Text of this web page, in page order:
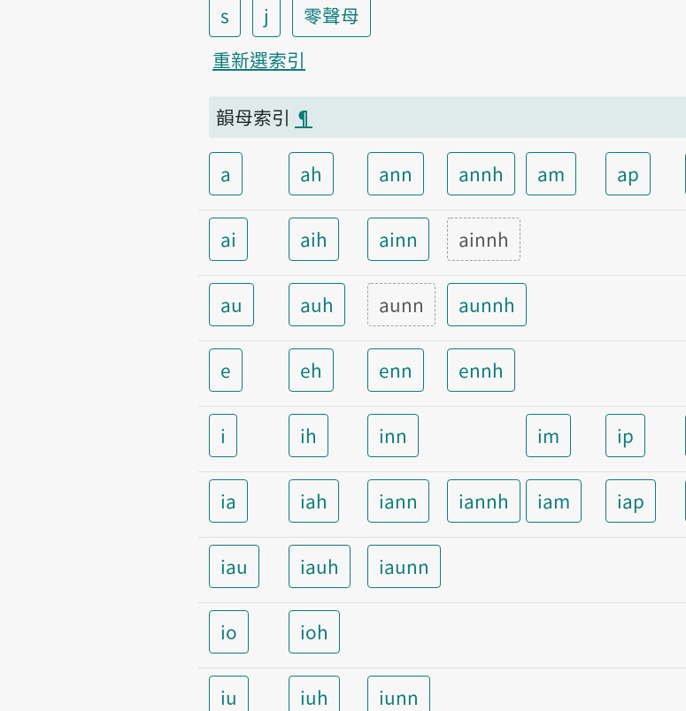
s
j
零聲母
重新選索引
韻母索引 ¶
a ah ann annh am ap
ai aih ainn ainnh
au auh aunn aunnh
e eh enn ennh
i ih inn im ip
ia iah iann iannh iam iap
iau iauh iaunn
io ioh
iu iuh iunn